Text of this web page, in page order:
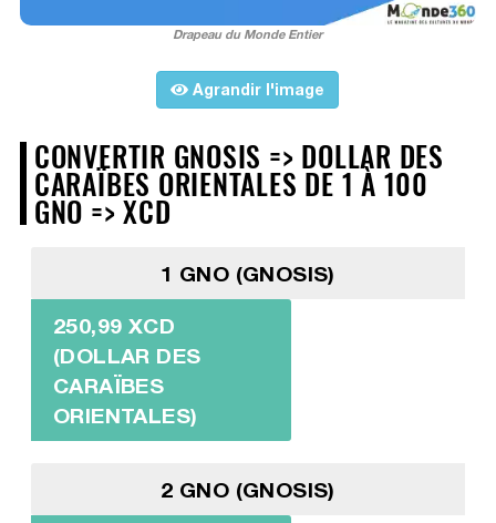
Drapeau du Monde Entier
Agrandir l'image
CONVERTIR GNOSIS => DOLLAR DES
CARAÏBES ORIENTALES DE 1 À 100
GNO => XCD
1 GNO (GNOSIS)
250,99 XCD
(DOLLAR DES
CARAÏBES
ORIENTALES)
2 GNO (GNOSIS)